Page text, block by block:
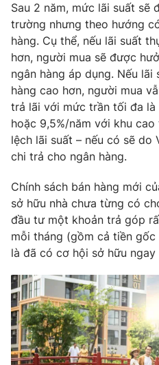
VTV9
Liên hệ tòa soạn
THỜI BÁO VTV
Cơ quan chủ quản:Đài Truyền
Cơ quan báo chí:Thời báo VTV
Giấy phép hoạt động báo in và
Tổng Biên tập:Vũ Thanh Thủy
Phó Tổng Biên tập:Nguyễn Thị
Nguyễn Trọng Ninh
Tổng đài VTV:024.38 355 931
Ðiện thoại Thời báo VTV:024.66
Sau 2 năm, mức lãi suất sẽ
trường nhưng theo hướng
hàng. Cụ thể, nếu lãi suất
hơn, người mua sẽ được
ngân hàng áp dụng. Nếu
hàng cao hơn, người mua
trả lãi với mức trần tối đa
hoặc 9,5%/năm với khu
lệch lãi suất – nếu có sẽ do
chi trả cho ngân hàng.
Chính sách bán hàng mới
sở hữu nhà chưa từng có
đầu tư một khoản trả góp
mỗi tháng (gồm cả tiền
là đã có cơ hội sở hữu